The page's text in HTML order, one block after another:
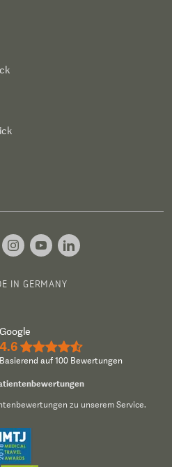
IN GERMANY
Google
4.6 ★★★★½
Basierend auf 100 Bewertungen
zu unserem Service.